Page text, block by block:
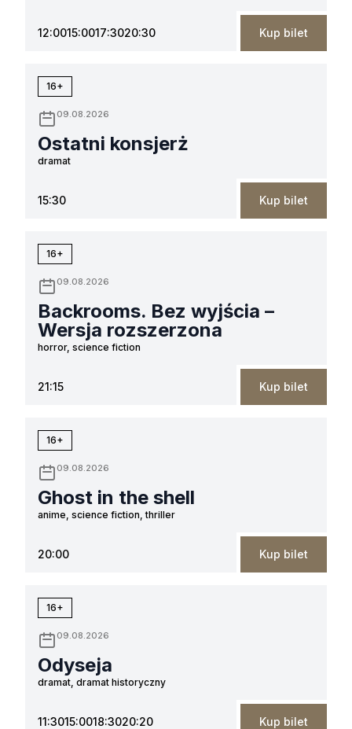
12:0015:0017:3020:30 Kup bilet
16+
09.08.2026
Ostatni konsjerż
dramat
15:30 Kup bilet
16+
09.08.2026
Backrooms. Bez wyjścia –
Wersja rozszerzona
horror, science fiction
21:15 Kup bilet
16+
09.08.2026
Ghost in the shell
anime, science fiction, thriller
20:00 Kup bilet
16+
09.08.2026
Odyseja
dramat, dramat historyczny
11:3015:0018:3020:20 Kup bilet